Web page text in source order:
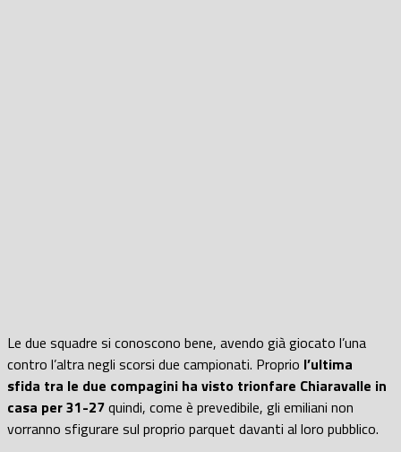
Le due squadre si conoscono bene, avendo già giocato l’una
contro l’altra negli scorsi due campionati. Proprio l’ultima
sfida tra le due compagini ha visto trionfare Chiaravalle in
casa per 31-27quindi, come è prevedibile, gli emiliani non
vorranno sfigurare sul proprio parquet davanti al loro pubblico.